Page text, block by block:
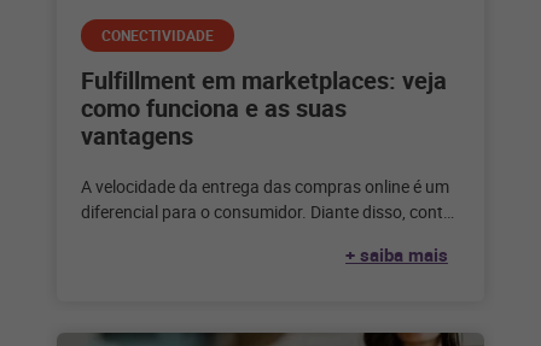
CONECTIVIDADE
Fulfillment em marketplaces: veja
como funciona e as suas
vantagens
A velocidade da entrega das compras online é um
diferencial para o consumidor. Diante disso, contar
+ saiba mais